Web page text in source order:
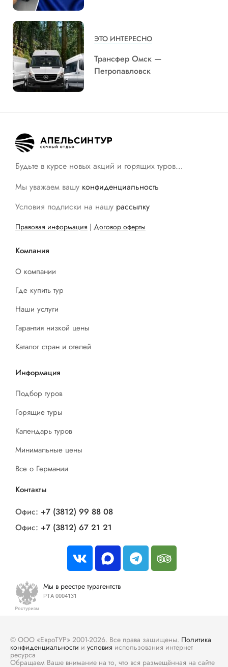
ЭТО ИНТЕРЕСНО
Трансфер Омск —
Петропавловск
Будьте в курсе новых акций и горящих туров…
Мы уважаем вашу конфиденциальность
Условия подписки на нашу рассылку
Правовая информация | Договор оферты
Компания
О компании
Где купить тур
Наши услуги
Гарантия низкой цены
Каталог стран и отелей
Информация
Подбор туров
Горящие туры
Календарь туров
Минимальные цены
Все о Германии
Контакты
Офис: +7 (3812) 99 88 08
Офис: +7 (3812) 67 21 21
Мы в реестре турагентств
РТА 0004131
© ООО «ЕвроТУР» 2001-2026. Все права защищены. Политика
конфиденциальности и условия использования интернет
ресурса
Обращаем Ваше внимание на то, что вся размещённая на сайте